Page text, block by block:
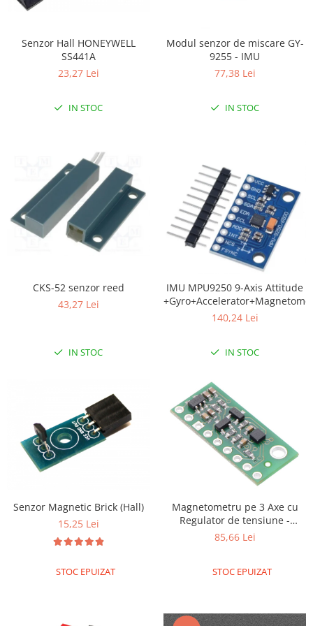
LCD
Adaptoare si convertoare
Convertor USB la serial
Datalogger
LCD
Module
Releu
Antene
Breadboard
Conectori
Componente
Senzor Hall HONEYWELL
SS441A
23,27 Lei
IN STOC
Modul senzor de miscare GY-
9255 - IMU
77,38 Lei
IN STOC
CKS-52 senzor reed
43,27 Lei
IN STOC
IMU MPU9250 9-Axis Attitude
140,24 Lei
IN STOC
Senzor Magnetic Brick (Hall)
15,25 Lei
STOC EPUIZAT
Magnetometru pe 3 Axe cu
Regulator de tensiune -
LIS3MDL
85,66 Lei
STOC EPUIZAT